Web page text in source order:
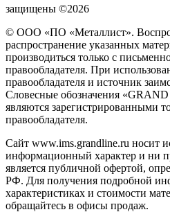
защищены ©2026
© ООО «ПО «Металлист».
распространение указанных
производиться только с
правообладателя. При
правообладателя и источник
Словесные обозначения
являются зарегистрированными
правообладателя.
Сайт www.ims.grandline.ru носит
информационный характер и ни
является публичной офертой,
РФ. Для получения подробной
характеристиках и стоимости
обращайтесь в офисы продаж.